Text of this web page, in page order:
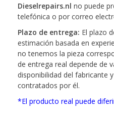
Dieselrepairs.nl no puede
telefónica o por correo
Plazo de entrega: El plazo
estimación basada en
no tenemos la pieza
de entrega real depende de
disponibilidad del fabricante
contratados por él.
*El producto real puede